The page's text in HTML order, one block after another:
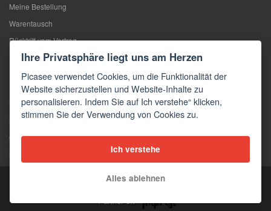
Meine Bestellung
Warentausch
Rücktritt vom Vertrag
Reklamation
KONTAKTE
Kontakte
Kontaktformular
Großhandel
Copyright © 2026 Picasee
Partner of:
Ihre Privatsphäre liegt uns am Herzen
Picasee verwendet Cookies, um die Funktionalität der
Website sicherzustellen und Website-Inhalte zu
personalisieren. Indem Sie auf Ich verstehe“ klicken,
stimmen Sie der Verwendung von Cookies zu.
Ich verstehe
Alles ablehnen